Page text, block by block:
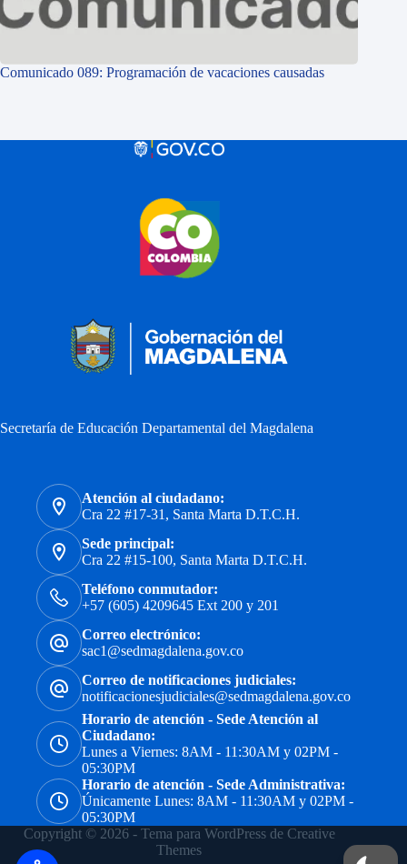
Comunicado 089: Programación de vacaciones causadas
Secretaría de Educación Departamental del Magdalena
Atención al ciudadano:
Cra 22 #17-31, Santa Marta D.T.C.H.
Sede principal:
Cra 22 #15-100, Santa Marta D.T.C.H.
Teléfono conmutador:
+57 (605) 4209645 Ext 200 y 201
Correo electrónico:
sac1@sedmagdalena.gov.co
Correo de notificaciones judiciales:
notificacionesjudiciales@sedmagdalena.gov.co
Horario de atención - Sede Atención al
Ciudadano:
Lunes a Viernes: 8AM - 11:30AM y 02PM -
05:30PM
Horario de atención - Sede Administrativa:
Únicamente Lunes: 8AM - 11:30AM y 02PM -
05:30PM
Copyright © 2026 - Tema para WordPress de Creative
Themes